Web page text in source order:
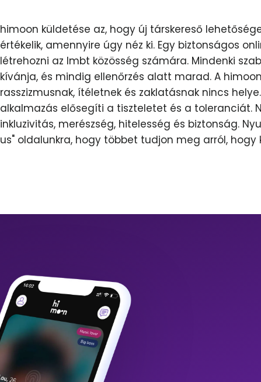
himoon küldetése az, hogy új társkereső
értékelik, amennyire úgy néz ki. Egy biztonságos
létrehozni az lmbt közösség számára. Mindenki
kívánja, és mindig ellenőrzés alatt marad. A
rasszizmusnak, ítéletnek és zaklatásnak nincs
alkalmazás elősegíti a tiszteletet és a toleranciát.
inkluzivitás, merészség, hitelesség és biztonság.
us" oldalunkra, hogy többet tudjon meg arról, hogy